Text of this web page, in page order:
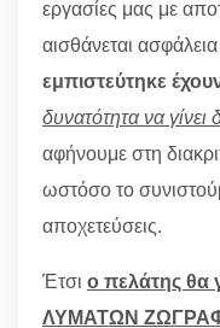
εργασίες μας με
αισθάνεται ασφάλεια
εμπιστεύτηκε
δυνατότητα να
αφήνουμε στη
ωστόσο το
αποχετεύσεις.
Έτσι ο πελάτης
ΛΥΜΑΤΩΝ